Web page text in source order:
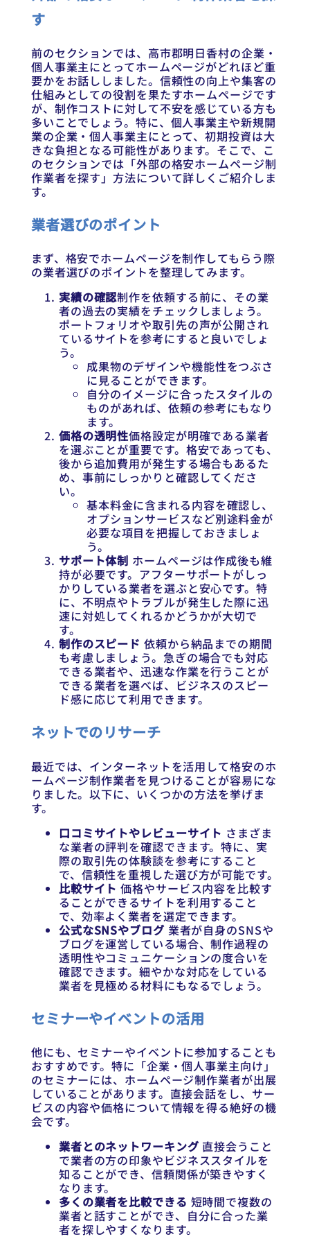
す
前のセクションでは、高市郡明日香村の企業・
個人事業主にとってホームページがどれほど重
要かをお話ししました。信頼性の向上や集客の
仕組みとしての役割を果たすホームページです
が、制作コストに対して不安を感じている方も
多いことでしょう。特に、個人事業主や新規開
業の企業・個人事業主にとって、初期投資は大
きな負担となる可能性があります。そこで、こ
のセクションでは「外部の格安ホームページ制
作業者を探す」方法について詳しくご紹介しま
す。
業者選びのポイント
まず、格安でホームページを制作してもらう際
の業者選びのポイントを整理してみます。
実績の確認制作を依頼する前に、その業
者の過去の実績をチェックしましょう。
ポートフォリオや取引先の声が公開され
ているサイトを参考にすると良いでしょ
う。
成果物のデザインや機能性をつぶさ
に見ることができます。
自分のイメージに合ったスタイルの
ものがあれば、依頼の参考にもなり
ます。
価格の透明性価格設定が明確である業者
を選ぶことが重要です。格安であっても、
後から追加費用が発生する場合もあるた
め、事前にしっかりと確認してくださ
い。
基本料金に含まれる内容を確認し、
オプションサービスなど別途料金が
必要な項目を把握しておきましょ
う。
サポート体制 ホームページは作成後も維
持が必要です。アフターサポートがしっ
かりしている業者を選ぶと安心です。特
に、不明点やトラブルが発生した際に迅
速に対処してくれるかどうかが大切で
す。
制作のスピード 依頼から納品までの期間
も考慮しましょう。急ぎの場合でも対応
できる業者や、迅速な作業を行うことが
できる業者を選べば、ビジネスのスピー
ド感に応じて利用できます。
ネットでのリサーチ
最近では、インターネットを活用して格安のホ
ームページ制作業者を見つけることが容易にな
りました。以下に、いくつかの方法を挙げま
す。
口コミサイトやレビューサイト さまざま
な業者の評判を確認できます。特に、実
際の取引先の体験談を参考にすること
で、信頼性を重視した選び方が可能です。
比較サイト 価格やサービス内容を比較す
ることができるサイトを利用すること
で、効率よく業者を選定できます。
公式なSNSやブログ業者が自身のSNSや
ブログを運営している場合、制作過程の
透明性やコミュニケーションの度合いを
確認できます。細やかな対応をしている
業者を見極める材料にもなるでしょう。
セミナーやイベントの活用
他にも、セミナーやイベントに参加することも
おすすめです。特に「企業・個人事業主向け」
のセミナーには、ホームページ制作業者が出展
していることがあります。直接会話をし、サー
ビスの内容や価格について情報を得る絶好の機
会です。
業者とのネットワーキング直接会うこと
で業者の方の印象やビジネススタイルを
知ることができ、信頼関係が築きやすく
なります。
多くの業者を比較できる 短時間で複数の
業者と話すことができ、自分に合った業
者を探しやすくなります。